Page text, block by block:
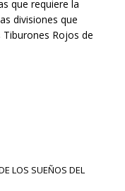
que requiere la
divisiones que
Rojos de
LOS SUEÑOS DEL